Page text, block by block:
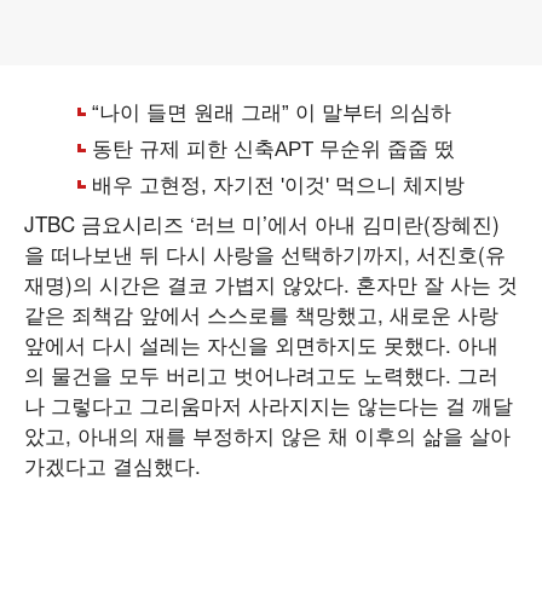
JTBC 금요시리즈 ‘러브 미’에서 아내 김미란(장혜진)
을 떠나보낸 뒤 다시 사랑을 선택하기까지, 서진호(유
재명)의 시간은 결코 가볍지 않았다. 혼자만 잘 사는 것
같은 죄책감 앞에서 스스로를 책망했고, 새로운 사랑
앞에서 다시 설레는 자신을 외면하지도 못했다. 아내
의 물건을 모두 버리고 벗어나려고도 노력했다. 그러
나 그렇다고 그리움마저 사라지지는 않는다는 걸 깨달
았고, 아내의 재를 부정하지 않은 채 이후의 삶을 살아
가겠다고 결심했다.